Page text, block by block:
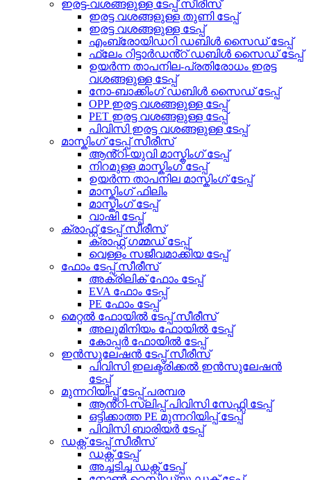
ഇരട്ട-വശങ്ങളുള്ള ടേപ്പ് സീരീസ്
ഇരട്ട വശങ്ങളുള്ള തുണി ടേപ്പ്
ഇരട്ട വശങ്ങളുള്ള ടേപ്പ്
എംബ്രോയിഡറി ഡബിൾ സൈഡ് ടേപ്പ്
ഫ്ലേം റിട്ടാർഡൻ്റ് ഡബിൾ സൈഡ് ടേപ്പ്
ഉയർന്ന താപനില-പ്രതിരോധം ഇരട്ട
വശങ്ങളുള്ള ടേപ്പ്
നോ-ബാക്കിംഗ് ഡബിൾ സൈഡ് ടേപ്പ്
OPP ഇരട്ട വശങ്ങളുള്ള ടേപ്പ്
PET ഇരട്ട വശങ്ങളുള്ള ടേപ്പ്
പിവിസി ഇരട്ട വശങ്ങളുള്ള ടേപ്പ്
മാസ്കിംഗ് ടേപ്പ് സീരീസ്
ആൻ്റി-യുവി മാസ്കിംഗ് ടേപ്പ്
നിറമുള്ള മാസ്കിംഗ് ടേപ്പ്
ഉയർന്ന താപനില മാസ്കിംഗ് ടേപ്പ്
മാസ്കിംഗ് ഫിലിം
മാസ്കിംഗ് ടേപ്പ്
വാഷി ടേപ്പ്
ക്രാഫ്റ്റ് ടേപ്പ് സീരീസ്
ക്രാഫ്റ്റ് ഗമ്മഡ് ടേപ്പ്
വെള്ളം സജീവമാക്കിയ ടേപ്പ്
ഫോം ടേപ്പ് സീരീസ്
അക്രിലിക് ഫോം ടേപ്പ്
EVA ഫോം ടേപ്പ്
PE ഫോം ടേപ്പ്
മെറ്റൽ ഫോയിൽ ടേപ്പ് സീരീസ്
അലുമിനിയം ഫോയിൽ ടേപ്പ്
കോപ്പർ ഫോയിൽ ടേപ്പ്
ഇൻസുലേഷൻ ടേപ്പ് സീരീസ്
പിവിസി ഇലക്ട്രിക്കൽ ഇൻസുലേഷൻ
ടേപ്പ്
മുന്നറിയിപ്പ് ടേപ്പ് പരമ്പര
ആൻ്റി-സ്ലിപ്പ് പിവിസി സേഫ്റ്റി ടേപ്പ്
ഒട്ടിക്കാത്ത PE മുന്നറിയിപ്പ് ടേപ്പ്
പിവിസി ബാരിയർ ടേപ്പ്
ഡക്റ്റ് ടേപ്പ് സീരീസ്
ഡക്റ്റ് ടേപ്പ്
അച്ചടിച്ച ഡക്റ്റ് ടേപ്പ്